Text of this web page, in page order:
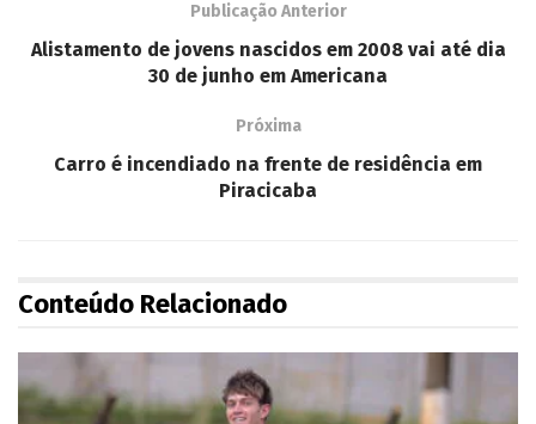
Publicação Anterior
Alistamento de jovens nascidos em 2008 vai até dia
30 de junho em Americana
Próxima
Carro é incendiado na frente de residência em
Piracicaba
Conteúdo Relacionado